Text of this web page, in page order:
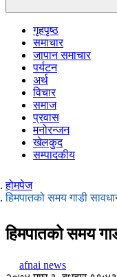
गृहपृष्ठ
समाचार
जापान समाचार
पर्यटन
अर्थ
विचार
समाज
प्रवास
मनोरन्जन
खेलकुद
सम्पादकीय
होमपेज
हिमपातको समय गाडी
हिमपातको समय
afnai news